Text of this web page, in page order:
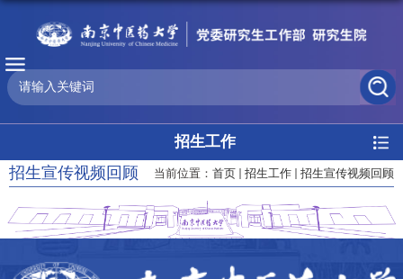
招生工作
当前位置： 首页 招生工作 招生宣传视频回顾
招生宣传视频回顾